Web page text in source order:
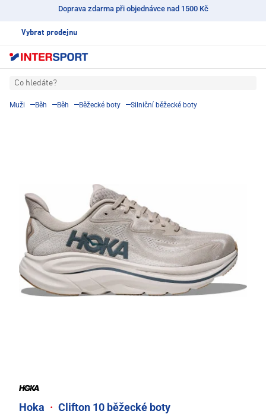
Doprava zdarma při objednávce nad 1500 Kč
Vybrat prodejnu
Co hledáte?
Muži Běh Běh Běžecké boty Silniční běžecké boty
Hoka · Clifton 10 běžecké boty